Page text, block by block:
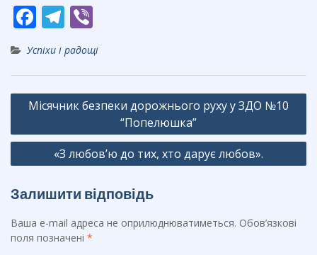
F
ac
e
b
o
o
k
T
el
e
gr
a
m
b
er
Успіхи і радощі
Навігація
Місячник безпеки дорожнього руху у ЗДО №10
“Попелюшка”
«З любов’ю до тих, хто дарує любов».
Залишити відповідь
Ваша e-mail адреса не оприлюднюватиметься. Обов’язкові
поля позначені *